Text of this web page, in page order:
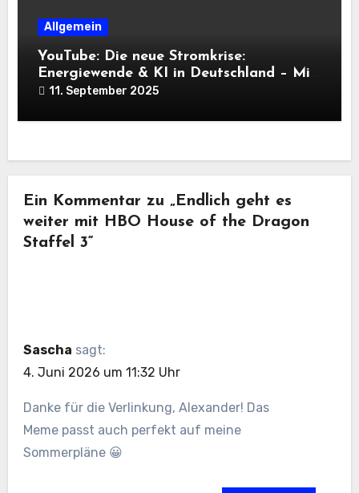
Allgemein
YouTube: Die neue Stromkrise:
Energiewende & KI in Deutschland – Mit
Robert Habeck und Dr. Stelzer (IFA
11. September 2025
Ein Kommentar zu „Endlich geht es
weiter mit HBO House of the Dragon
Staffel 3“
Sascha sagt:
4. Juni 2026 um 11:32 Uhr
Danke für die Verlinkung, Alexander! Das
Meme passt auch perfekt auf meine
Sommerpläne 😀